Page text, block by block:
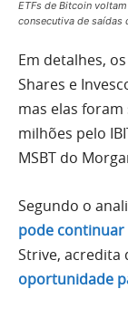
ETFs de Bitcoin
consecutiva de saídas
Em detalhes,
Shares e
mas elas foram
milhões pelo
MSBT do
Segundo o
pode
Strive, acredita
oportunidade